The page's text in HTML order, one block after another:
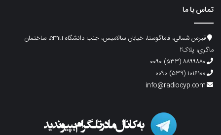
تماس با ما
قبرس شمالی، فاماگوستا، خیابان سالامیس، جنب دانشگاه emu، ساختمان
ماگری، پلاک۲
۸۸۹۹۸۸۰ (۵۳۳) ۰۰۹۰
۱۰۱۶۱۰۰ (۵۳۹) ۰۰۹۰
info@radiocyp.com